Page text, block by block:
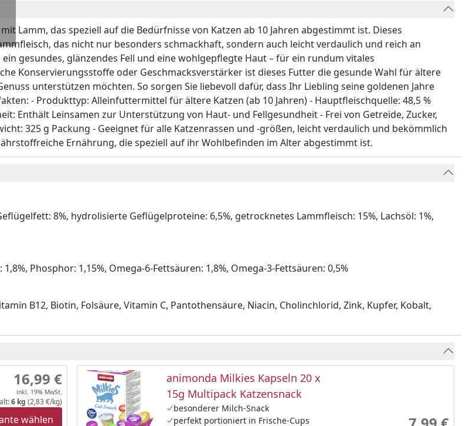
Lamm, das speziell auf die Bedürfnisse von Katzen ab 10 Jahren abgestimmt ist. Dieses
das nicht nur besonders schmackhaft, sondern auch leicht verdaulich und reich an
gesundes, glänzendes Fell und eine wohlgepflegte Haut – für ein rundum vitales
Konservierungsstoffe oder Geschmacksverstärker ist dieses Futter die gesunde Wahl für ältere
unterstützen möchten. So sorgen Sie liebevoll dafür, dass Ihr Liebling seine goldenen Jahre
- Produkttyp: Alleinfuttermittel für ältere Katzen (ab 10 Jahren) - Hauptfleischquelle: 48,5 %
Enthält Leinsamen zur Unterstützung von Haut- und Fellgesundheit - Frei von Getreide, Zucker,
325 g Packung - Geeignet für alle Katzenrassen und -größen, leicht verdaulich und bekömmlich
Ernährung, die speziell auf ihr Wohlbefinden im Alter abgestimmt ist.
8%, hydrolisierte Geflügelproteine: 6,5%, getrocknetes Lammfleisch: 15%, Lachsöl: 1%,
Phosphor: 1,15%, Omega-6-Fettsäuren: 1,8%, Omega-3-Fettsäuren: 0,5%
B12, Biotin, Folsäure, Vitamin C, Pantothensäure, Niacin, Cholinchlorid, Zink, Kupfer, Kobalt,
wählen
16,99 €
inkl. 19% MwSt.
6 kg (2,83 €/kg)
animonda Milkies Kapseln 20 x
15g Multipack Katzensnack
besonderer Milch-Snack
perfekt portioniert in Frische-Cups